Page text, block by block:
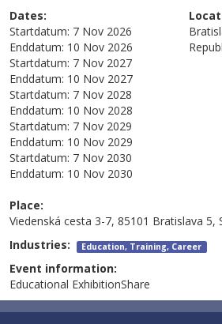
Dates:
Startdatum: 7 Nov 2026
Enddatum: 10 Nov 2026
Startdatum: 7 Nov 2027
Enddatum: 10 Nov 2027
Startdatum: 7 Nov 2028
Enddatum: 10 Nov 2028
Startdatum: 7 Nov 2029
Enddatum: 10 Nov 2029
Startdatum: 7 Nov 2030
Enddatum: 10 Nov 2030
Place:
Viedenská cesta 3-7, 85101 Bratislava 5,
Industries: Education, Training, Career
Event information:
Educational ExhibitionShare